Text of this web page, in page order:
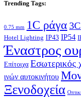
Trending Tags:
0.75 mm 1C ράγα
Hotel Lighting IP43 IP54
Έναστρος
Επίτοιχα Εσωτερικός
ινών αυτοκινήτου
Ξενοδοχεία